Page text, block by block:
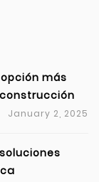
más
January 2, 2025